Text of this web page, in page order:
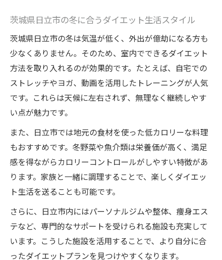
美ボディを冬に目指すヒントまとめ
冬のダイエットで美ボディを作るポイント
日立市発！冬におすすめダイエット法
美肌とダイエットを両立する冬のコツ
冬ダイエットで理想体型を目指す秘策
痩身とフェイシャルケアを冬に実践する方
健康的なダイエットで自信を手に入れる
健康的に痩せる冬ダイエットの工夫
日常生活で取り入れる冬のダイエット習慣
自信につながる冬のダイエットポイント
ダイエットで美肌も叶える冬の秘訣
冬だからこそ実感できるダイエット効果
茨城県日立市の冬に合うダイエット生活スタイル
茨城県日立市の冬は気温が低く、外出が億劫になる方も
少なくありません。そのため、室内でできるダイエット
方法を取り入れるのが効果的です。たとえば、自宅での
ストレッチやヨガ、動画を活用したトレーニングが人気
です。これらは天候に左右されず、無理なく継続しやす
い点が魅力です。
また、日立市では地元の食材を使った低カロリーな料理
もおすすめです。冬野菜や魚介類は栄養価が高く、満足
感を得ながらカロリーコントロールがしやすい特徴があ
ります。家族と一緒に調理することで、楽しくダイエッ
ト生活を送ることも可能です。
さらに、日立市内にはパーソナルジムや整体、痩身エス
テなど、専門的なサポートを受けられる施設も充実して
います。こうした施設を活用することで、より自分に合
ったダイエットプランを見つけやすくなります。